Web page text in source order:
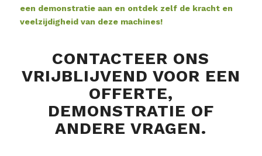
een demonstratie aan en ontdek zelf de kracht en
veelzijdigheid van deze machines!
CONTACTEER ONS
VRIJBLIJVEND VOOR EEN
OFFERTE,
DEMONSTRATIE OF
ANDERE VRAGEN.